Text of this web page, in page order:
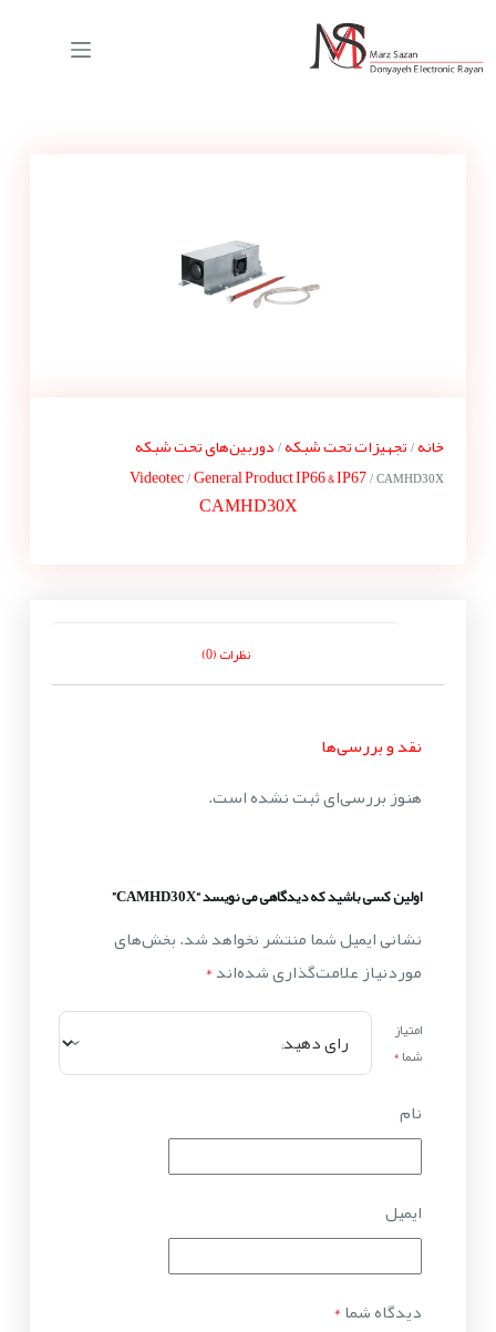
خانه/ تجهیزات تحت شبکه/ دوربین‌های تحت شبکه
Videotec /General Product IP66 & IP67 / CAMHD30X
CAMHD30X
نظرات (0)
نقد و بررسی‌ها
هنوز بررسی‌ای ثبت نشده است.
اولین کسی باشید که دیدگاهی می نویسد “CAMHD30X”
نشانی ایمیل شما منتشر نخواهد شد.بخش‌های
موردنیاز علامت‌گذاری شده‌اند*
امتیاز
شما*
نام
ایمیل
دیدگاه شما*